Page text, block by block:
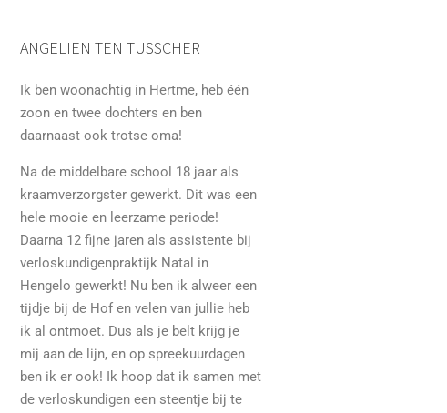
ANGELIEN TEN TUSSCHER
Ik ben woonachtig in Hertme, heb één
zoon en twee dochters en ben
daarnaast ook trotse oma!
Na de middelbare school 18 jaar als
kraamverzorgster gewerkt. Dit was een
hele mooie en leerzame periode!
Daarna 12 fijne jaren als assistente bij
verloskundigenpraktijk Natal in
Hengelo gewerkt! Nu ben ik alweer een
tijdje bij de Hof en velen van jullie heb
ik al ontmoet. Dus als je belt krijg je
mij aan de lijn, en op spreekuurdagen
ben ik er ook! Ik hoop dat ik samen met
de verloskundigen een steentje bij te